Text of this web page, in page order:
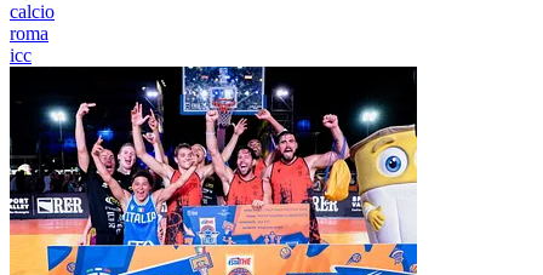
calcio
roma
icc